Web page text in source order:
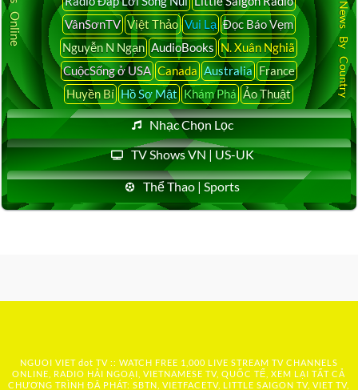
VânSơnTV Việt Thảo Vui Lạ Đọc Báo Vẹm
Nguyễn N Ngạn AudioBooks N. Xuân Nghiã
CuộcSống ở USA Canada Australia France
Huyền Bí Hồ Sơ Mật Khám Phá Ảo Thuật
Nhạc Chọn Lọc
TV Shows VN | US-UK
Thể Thao | Sports
Latest News By Country
NGUOI VIET dot TV :: WATCH FREE 1,000 LIVE STREAM TV CHANNELS
ONLINE, RADIO HẢI NGOẠI, VIETNAMESE TV, QUỐC TẾ, XEM LẠI TẤT CẢ
CHƯƠNG TRÌNH ĐÃ PHÁT: SBTN, VIETFACETV, LITTLE SAIGON TV, VIET TV,